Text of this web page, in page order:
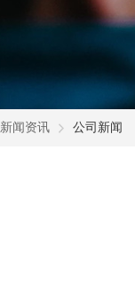
新闻资讯 公司新闻